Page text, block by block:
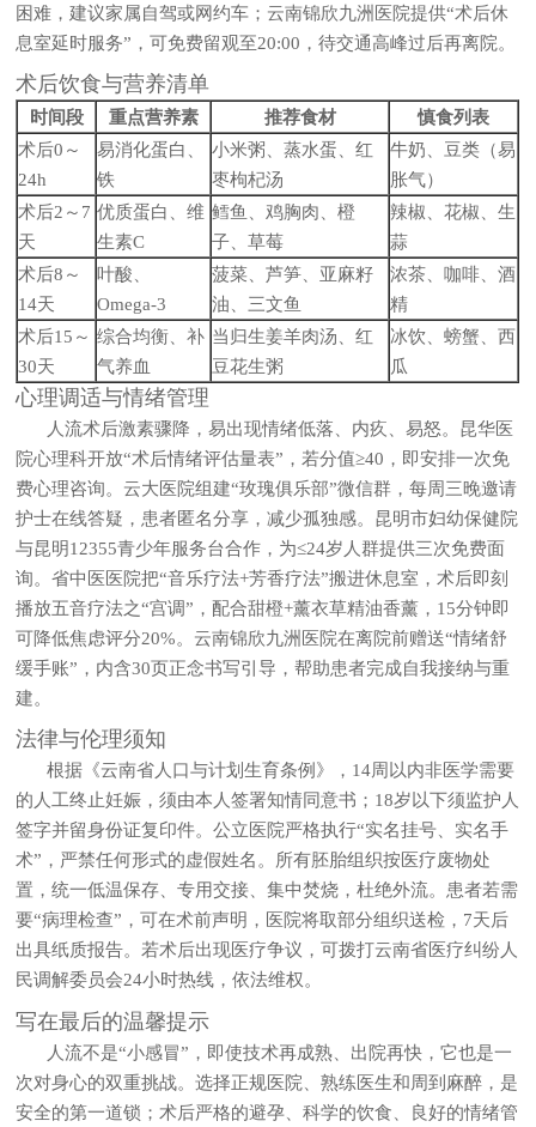
困难，建议家属自驾或网约车；云南锦欣九洲医院提供“术后休
息室延时服务”，可免费留观至20:00，待交通高峰过后再离院。
术后饮食与营养清单
时间段 重点营养素 推荐食材
慎食列表
术后0～
24h
易消化蛋白、
铁
小米粥、蒸水蛋、红
枣枸杞汤
牛奶、豆类（易
胀气）
术后2～7
天
优质蛋白、维
生素C
鳕鱼、鸡胸肉、橙
子、草莓
辣椒、花椒、生
蒜
术后8～
14天
叶酸、
Omega-3
菠菜、芦笋、亚麻籽
油、三文鱼
浓茶、咖啡、酒
精
术后15～
30天
综合均衡、补
气养血
当归生姜羊肉汤、红
豆花生粥
冰饮、螃蟹、西
瓜
心理调适与情绪管理
人流术后激素骤降，易出现情绪低落、内疚、易怒。昆华医
院心理科开放“术后情绪评估量表”，若分值≥40，即安排一次免
费心理咨询。云大医院组建“玫瑰俱乐部”微信群，每周三晚邀请
护士在线答疑，患者匿名分享，减少孤独感。昆明市妇幼保健院
与昆明12355青少年服务台合作，为≤24岁人群提供三次免费面
询。省中医医院把“音乐疗法+芳香疗法”搬进休息室，术后即刻
播放五音疗法之“宫调”，配合甜橙+薰衣草精油香薰，15分钟即
可降低焦虑评分20%。云南锦欣九洲医院在离院前赠送“情绪舒
缓手账”，内含30页正念书写引导，帮助患者完成自我接纳与重
建。
法律与伦理须知
根据《云南省人口与计划生育条例》，14周以内非医学需要
的人工终止妊娠，须由本人签署知情同意书；18岁以下须监护人
签字并留身份证复印件。公立医院严格执行“实名挂号、实名手
术”，严禁任何形式的虚假姓名。所有胚胎组织按医疗废物处
置，统一低温保存、专用交接、集中焚烧，杜绝外流。患者若需
要“病理检查”，可在术前声明，医院将取部分组织送检，7天后
出具纸质报告。若术后出现医疗争议，可拨打云南省医疗纠纷人
民调解委员会24小时热线，依法维权。
写在最后的温馨提示
人流不是“小感冒”，即使技术再成熟、出院再快，它也是一
次对身心的双重挑战。选择正规医院、熟练医生和周到麻醉，是
安全的第一道锁；术后严格的避孕、科学的饮食、良好的情绪管